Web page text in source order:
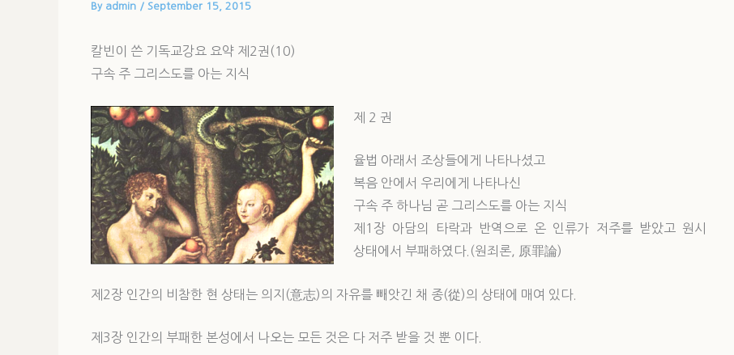
By admin / September 15, 2015
칼빈이 쓴 기독교강요 요약 제2권(10)
구속 주 그리스도를 아는 지식
제 2 권
율법 아래서 조상들에게 나타나셨고
복음 안에서 우리에게 나타나신
구속 주 하나님 곧 그리스도를 아는 지식
제1장 아담의 타락과 반역으로 온 인류가 저주를 받았고 원시
상태에서 부패하였다.(원죄론, 原罪論)
제2장 인간의 비참한 현 상태는 의지(意志)의 자유를 빼앗긴 채 종(從)의 상태에 매여 있다.
제3장 인간의 부패한 본성에서 나오는 모든 것은 다 저주 받을 것 뿐 이다.